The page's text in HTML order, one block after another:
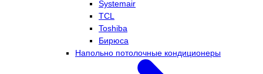
Systemair
TCL
Toshiba
Бирюса
Напольно потолочные кондиционеры